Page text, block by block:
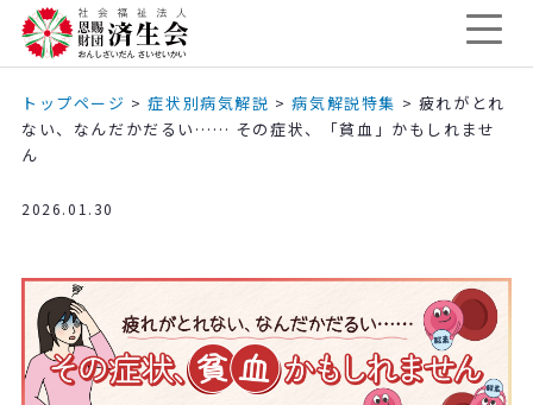
トップページ >症状別病気解説 >病気解説特集 > 疲れがとれ
ない、なんだかだるい…… その症状、「貧血」かもしれませ
ん
2026.01.30